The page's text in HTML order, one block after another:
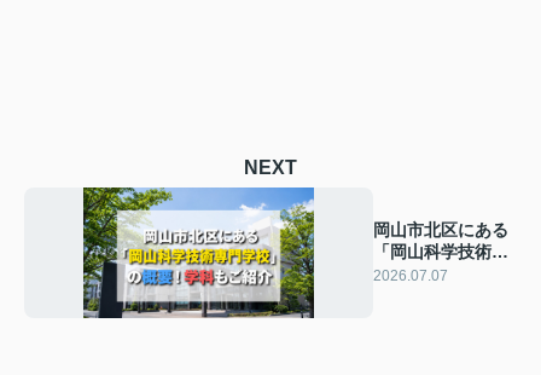
NEXT
岡山市北区にある
「岡山科学技術専
門学校」の概要！
2026.07.07